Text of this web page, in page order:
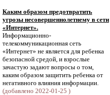
Каким образом предотвратить
угрозы несовершеннолетнему в сети
«Интернет».
Информационно-
телекоммуникационная сеть
«Интернет» не является для ребенка
безопасной средой, и взрослые
зачастую задают вопросы о том,
каким образом защитить ребенка от
негативного влияния информации.
(добавлено 2022-01-25 )